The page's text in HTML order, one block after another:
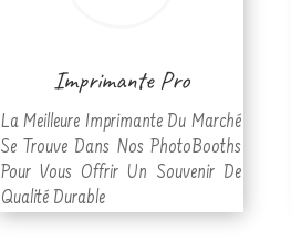
Imprimante Pro
La Meilleure Imprimante Du Marché
Se Trouve Dans Nos PhotoBooths
Pour Vous Offrir Un Souvenir De
Qualité Durable